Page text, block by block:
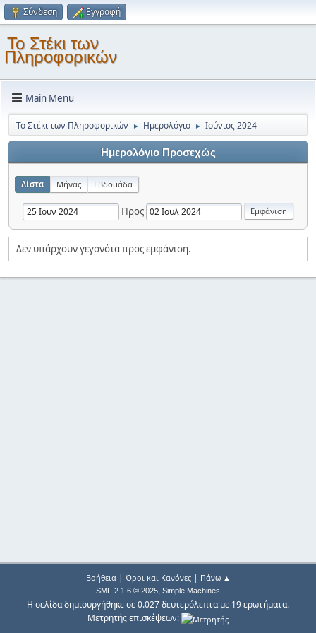
Σύνδεση Εγγραφή
Το Στέκι των
Πληροφορικών
Main Menu
Το Στέκι των Πληροφορικών ► Ημερολόγιο ► Ιούνιος 2024
Ημερολόγιο Προσεχώς
Λίστα Μήνας Εβδομάδα
Προς
Δεν υπάρχουν γεγονότα προς εμφάνιση.
Βοήθεια| Όροι και Κανόνες| Πάνω ▲
SMF 2.1.6 © 2025, Simple Machines
Η σελίδα δημιουργήθηκε σε 0.027 δευτερόλεπτα με 19 ερωτήματα.
Μετρητής επισκέψεων: